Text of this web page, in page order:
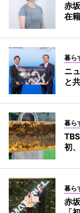
赤
在籍
暮ら
ニ
と
暮ら
初
暮ら
赤